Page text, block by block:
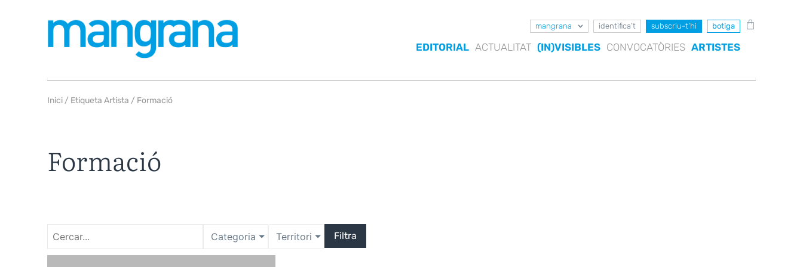
mangrana identifica’t subscriu-t’hi botiga
EDITORIAL ACTUALITAT (IN)VISIBLES CONVOCATÒRIES ARTISTES
Inici / Etiqueta Artista / Formació
Formació
Categoria Territori Filtra